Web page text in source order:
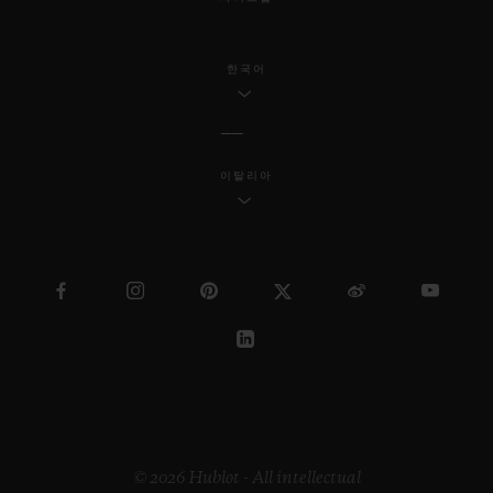
한국어
이탈리아
© 2026 Hublot - All intellectual